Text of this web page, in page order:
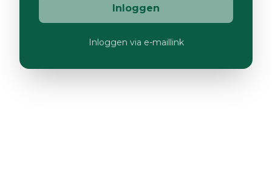
Inloggen
Inloggen via e-maillink